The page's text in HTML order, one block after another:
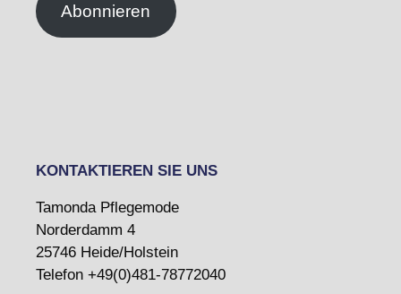
Abonnieren
KONTAKTIEREN SIE UNS
Tamonda Pflegemode
Norderdamm 4
25746 Heide/Holstein
Telefon +49(0)481-78772040